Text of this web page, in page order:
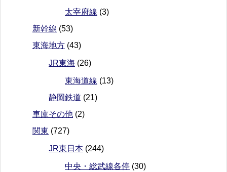
太宰府線 (3)
新幹線 (53)
東海地方 (43)
JR東海 (26)
東海道線 (13)
静岡鉄道 (21)
車庫その他 (2)
関東 (727)
JR東日本 (244)
中央・総武線各停 (30)